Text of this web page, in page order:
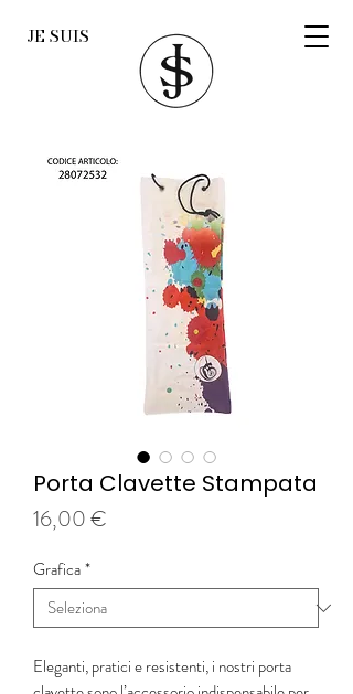
JE SUIS
Porta Clavette Stampata
16,00 €
Grafica*
Eleganti, pratici e resistenti, i nostri porta